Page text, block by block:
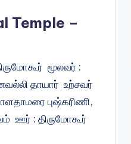
Temple –
மூலவர் :
தாயார் உற்சவர்
புஷ்கரிணி,
ஊர் : திருமோகூர்